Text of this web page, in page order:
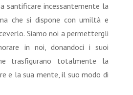
santificare incessantemente la
che si dispone con umiltà e
Siamo noi a permettergli
in noi, donandoci i suoi
trasfigurano totalmente la
e la sua mente, il suo modo di